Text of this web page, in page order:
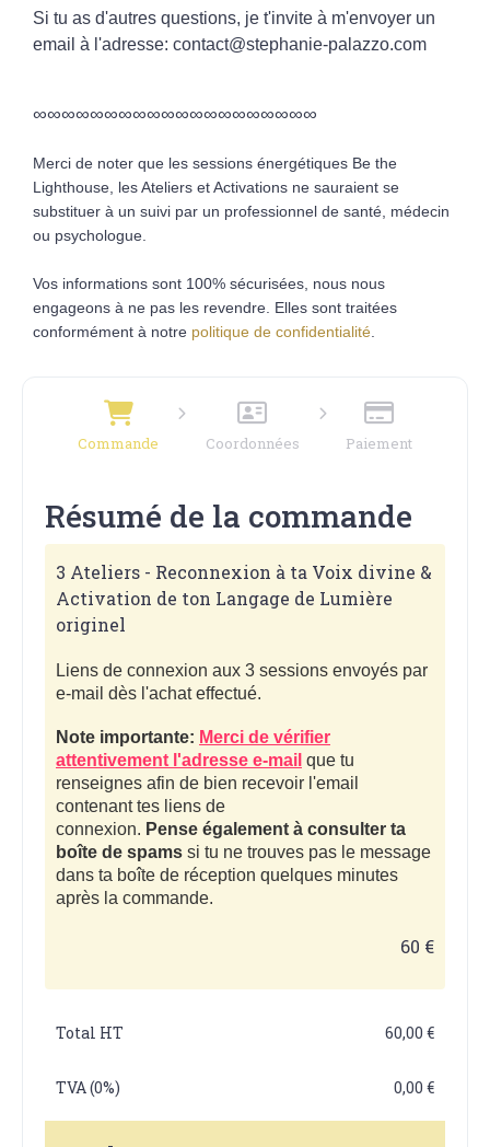
Si tu as d'autres questions, je t'invite à m'envoyer un
email à l'adresse: contact@stephanie-palazzo.com
∞∞∞∞∞∞∞∞∞∞∞∞∞∞∞∞∞∞∞∞
Merci de noter que les sessions énergétiques Be the
Lighthouse, les Ateliers et Activations ne sauraient se
substituer à un suivi par un professionnel de santé, médecin
ou psychologue.
Vos informations sont 100% sécurisées, nous nous
engageons à ne pas les revendre. Elles sont traitées
conformément à notre politique de confidentialité
Commande Coordonnées Paiement
Résumé de la commande
3 Ateliers - Reconnexion à ta Voix divine &
Activation de ton Langage de Lumière
originel
Liens de connexion aux 3 sessions envoyés par
e-mail dès l'achat effectué.
Note importante: Merci de vérifier
attentivement l'adresse e-mail que tu
renseignes afin de bien recevoir l'email
contenant tes liens de
connexion. Pense également à consulter ta
boîte de spams si tu ne trouves pas le message
dans ta boîte de réception quelques minutes
après la commande.
60 €
Total HT 60,00 €
TVA (0%) 0,00 €